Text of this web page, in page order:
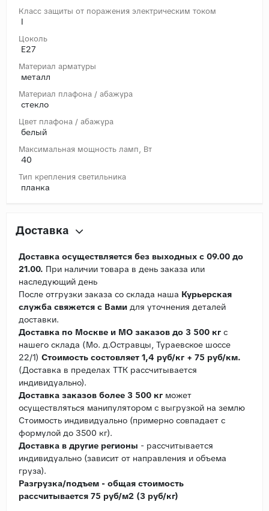
Класс защиты от поражения электрическим током
I
Цоколь
E27
Материал арматуры
металл
Материал плафона / абажура
стекло
Цвет плафона / абажура
белый
Максимальная мощность ламп, Вт
40
Тип крепления светильника
планка
Доставка
Доставка осуществляется без выходных с 09.00 до
21.00. При наличии товара в день заказа или
наследующий день
После отгрузки заказа со склада наша Курьерская
служба свяжется с Вами для уточнения деталей
доставки.
Доставка по Москве и МО заказов до 3 500 кг с
нашего склада (Мо. д.Остравцы, Тураевское шоссе
22/1) Стоимость состовляет 1,4 руб/кг + 75 руб/км.
(Доставка в пределах ТТК рассчитывается
индивидуально).
Доставка заказов более 3 500 кг может
осуществляться манипулятором с выгрузкой на землю
Стоимость индивидуально (примерно совпадает с
формулой до 3500 кг).
Доставка в другие регионы - рассчитывается
индивидуально (зависит от направления и объема
груза).
Разгрузка/подъем - общая стоимость
рассчитывается 75 руб/м2 (3 руб/кг)